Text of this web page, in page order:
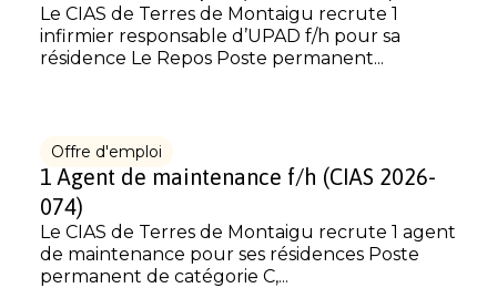
Le CIAS de Terres de Montaigu recrute 1
infirmier responsable d’UPAD f/h pour sa
résidence Le Repos Poste permanent...
Offre d'emploi
1 Agent de maintenance f/h (CIAS 2026-
074)
Le CIAS de Terres de Montaigu recrute 1 agent
de maintenance pour ses résidences Poste
permanent de catégorie C,...